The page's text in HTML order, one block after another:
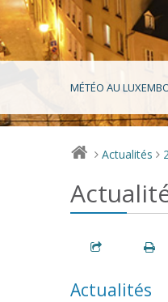
MÉTÉO AU
> Actualités >
Actualités